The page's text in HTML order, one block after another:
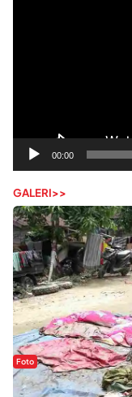
00:00
GALERI>>
Foto
Sejak Banjir